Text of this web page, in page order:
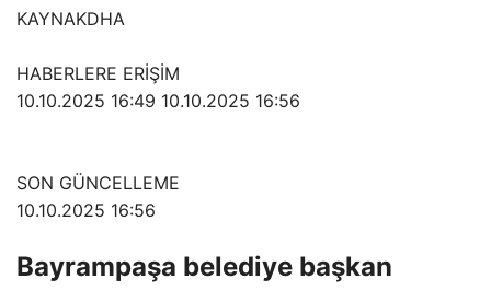
KAYNAKDHA
HABERLERE ERİŞİM
10.10.2025 16:49 10.10.2025 16:56
SON GÜNCELLEME
10.10.2025 16:56
Bayrampaşa belediye başkan